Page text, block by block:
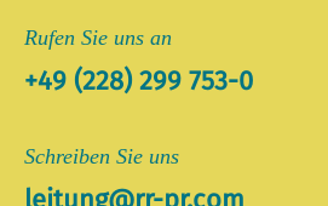
Rufen Sie uns an
+49 (228) 299 753-0
Schreiben Sie uns
leitung@rr-pr.com